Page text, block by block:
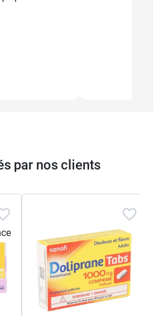
par nos clients